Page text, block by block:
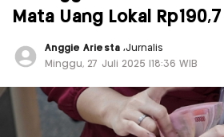
Mata Uang Lokal
Anggie Ariesta ,Jurnalis
Minggu, 27 Juli 2025 |18:36 WIB